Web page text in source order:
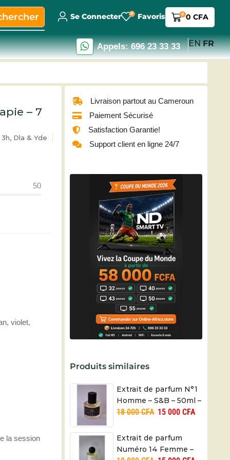
Se Connecter 0 Favoris 0 0 CFA
Appels: 696 23 33 33 EN FR
– 7
3h, Dla & Yde
50
violet,
la session
Livraison partout au Cameroun
Paiement Sécurisé
Satisfaction Garantie!
Support client en ligne 24/7
Produits similaires
Extrait de parfum N°1
Homme – S&B – 50ml –
70% Vol. – Made in
18 000CFA 15 000CFA
Extrait de parfum
Numéro 14 Femme –